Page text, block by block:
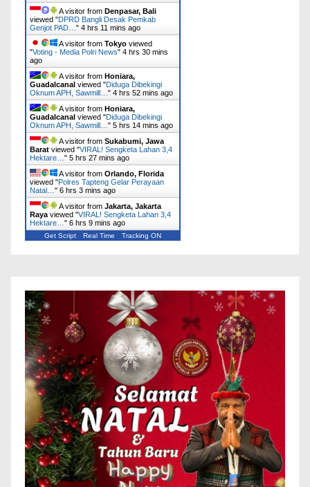
A visitor from Denpasar, Bali
viewed "DPRD Bangli Desak Pemkab
Genjot PAD… " 4 hrs 11 mins ago
A visitor from Tokyo viewed
"Voting - Media Polri News" 4 hrs 30 mins
ago
A visitor from Honiara,
Guadalcanal viewed "Diduga Dibekingi
Oknum APH, Sawmill… " 4 hrs 52 mins ago
A visitor from Honiara,
Guadalcanal viewed "Diduga Dibekingi
Oknum APH, Sawmill… " 5 hrs 14 mins ago
A visitor from Sukabumi, Jawa
Barat viewed "VIRAL! Sengketa Lahan 3,4
Hektare… " 5 hrs 27 mins ago
A visitor from Orlando, Florida
viewed "Polres Tapteng Gelar Perayaan
Natal… " 6 hrs 3 mins ago
A visitor from Jakarta, Jakarta
Raya viewed "VIRAL! Sengketa Lahan 3,4
Hektare… " 6 hrs 9 mins ago
Get Script Real Time Tracking ON